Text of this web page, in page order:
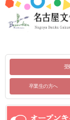
受
卒業生の方へ